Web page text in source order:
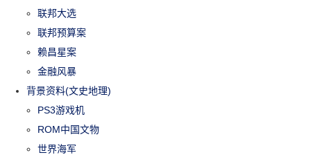
联邦大选
联邦预算案
赖昌星案
金融风暴
背景资料(文史地理)
PS3游戏机
ROM中国文物
世界海军